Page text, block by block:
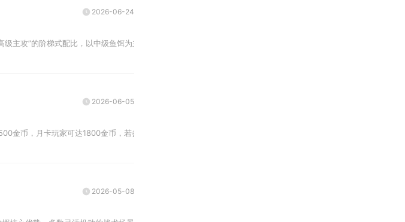
2026-06-24
主攻”的阶梯式配比，以中级鱼饵为主、高级鱼饵为辅，搭配少量初...
2026-06-05
金币，月卡玩家可达1800金币，若参与全部活动与组...
2026-05-08